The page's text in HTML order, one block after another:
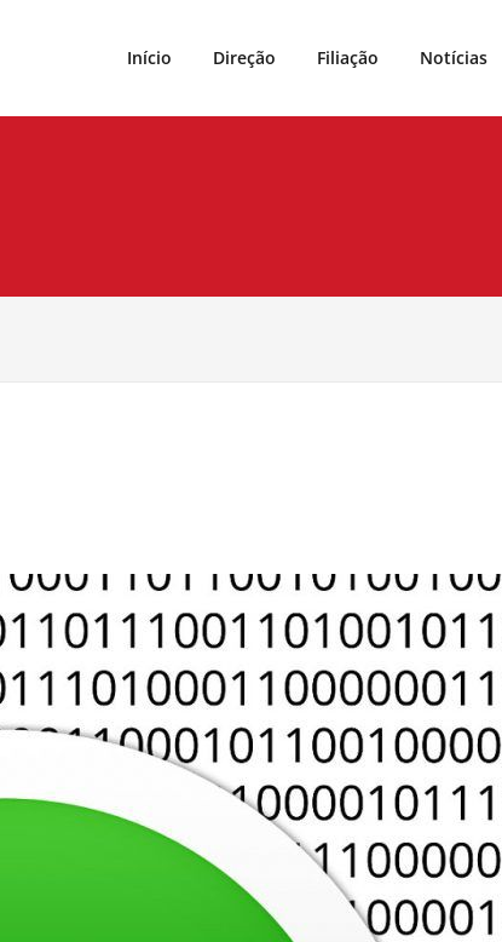
Início Direção Filiação Notícias